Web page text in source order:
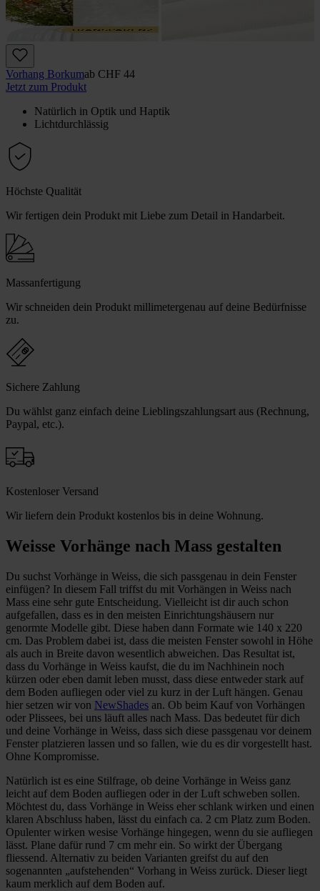
Vorhang Borkumab CHF 44
Jetzt zum Produkt
Natürlich in Optik und Haptik
Lichtdurchlässig
Höchste Qualität
Wir fertigen dein Produkt mit Liebe zum Detail in Handarbeit.
Massanfertigung
Wir schneiden dein Produkt millimetergenau auf deine Bedürfnisse
zu.
Sichere Zahlung
Du wählst ganz einfach deine Lieblingszahlungsart aus (Rechnung,
Paypal, etc.).
Kostenloser Versand
Wir liefern dein Produkt kostenlos bis in deine Wohnung.
Weisse Vorhänge nach Mass gestalten
Du suchst Vorhänge in Weiss, die sich passgenau in dein Fenster
einfügen? In diesem Fall triffst du mit Vorhängen in Weiss nach
Mass eine sehr gute Entscheidung. Vielleicht ist dir auch schon
aufgefallen, dass es in den meisten Einrichtungshäusern nur
genormte Modelle gibt. Diese haben dann Formate wie 140 x 220
cm. Das Problem dabei ist, dass die meisten Fenster sowohl in Höhe
als auch in Breite davon wesentlich abweichen. Das Resultat ist,
dass du Vorhänge in Weiss kaufst, die du im Nachhinein noch
kürzen oder eben damit leben musst, dass diese entweder stark auf
dem Boden aufliegen oder viel zu kurz in der Luft hängen. Genau
hier setzen wir von NewShades an. Ob beim Kauf von Vorhängen
oder Plissees, bei uns läuft alles nach Mass. Das bedeutet für dich
und deine Vorhänge in Weiss, dass sich diese passgenau vor deinem
Fenster platzieren lassen und so fallen, wie du es dir vorgestellt hast.
Ohne Kompromisse.
Natürlich ist es eine Stilfrage, ob deine Vorhänge in Weiss ganz
leicht auf dem Boden aufliegen oder in der Luft schweben sollen.
Möchtest du, dass Vorhänge in Weiss eher schlank wirken und einen
klaren Abschluss haben, lässt du einfach ca. 2 cm Platz zum Boden.
Opulenter wirken wesise Vorhänge hingegen, wenn du sie aufliegen
lässt. Plane dafür rund 7 cm mehr ein. So wirkt der Übergang
fliessend. Alternativ zu beiden Varianten greifst du auf den
sogenannten „aufstehenden“ Vorhang in Weiss zurück. Dieser liegt
kaum merklich auf dem Boden auf.